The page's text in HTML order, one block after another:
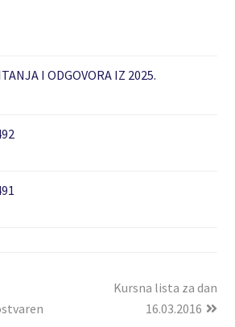
I ODGOVORA IZ 2025.
Kursna lista za dan
16.03.2016